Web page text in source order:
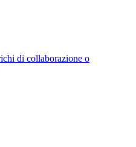
di collaborazione o